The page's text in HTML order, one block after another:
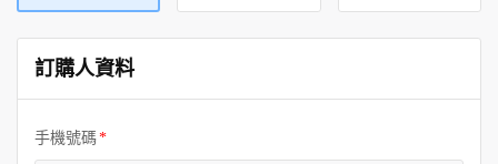
海島假期
韓國
東南亞
訂購人資料
手機號碼